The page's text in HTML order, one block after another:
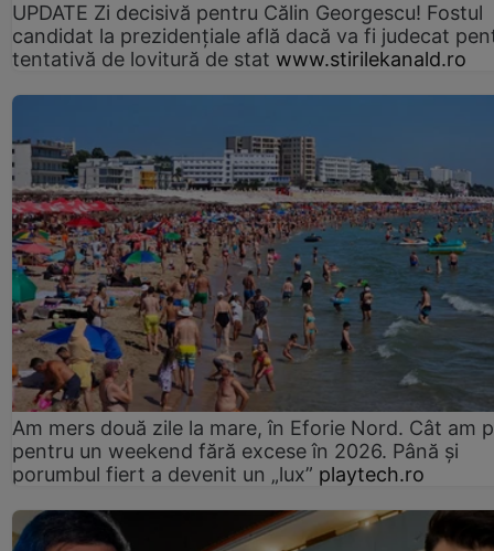
UPDATE Zi decisivă pentru Călin Georgescu! Fostul
candidat la prezidențiale află dacă va fi judecat
tentativă de lovitură de stat www.stirilekanald.ro
Am mers două zile la mare, în Eforie Nord. Cât am
pentru un weekend fără excese în 2026. Până și
porumbul fiert a devenit un „lux” playtech.ro